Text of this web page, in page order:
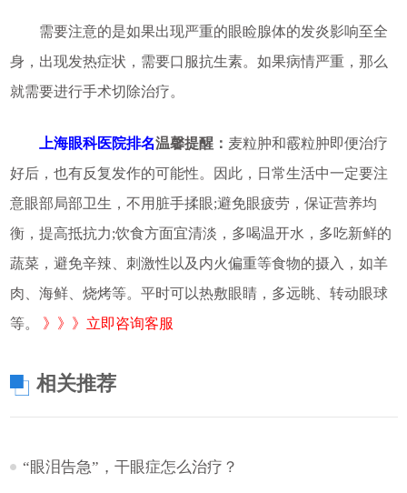
需要注意的是如果出现严重的眼睑腺体的发炎影响至全
身，出现发热症状，需要口服抗生素。如果病情严重，那么
就需要进行手术切除治疗。
上海眼科医院排名温馨提醒： 麦粒肿和霰粒肿即便治疗
好后，也有反复发作的可能性。因此，日常生活中一定要注
意眼部局部卫生，不用脏手揉眼;避免眼疲劳，保证营养均
衡，提高抵抗力;饮食方面宜清淡，多喝温开水，多吃新鲜的
蔬菜，避免辛辣、刺激性以及内火偏重等食物的摄入，如羊
肉、海鲜、烧烤等。平时可以热敷眼睛，多远眺、转动眼球
等。 》》》立即咨询客服
相关推荐
“眼泪告急”，干眼症怎么治疗？